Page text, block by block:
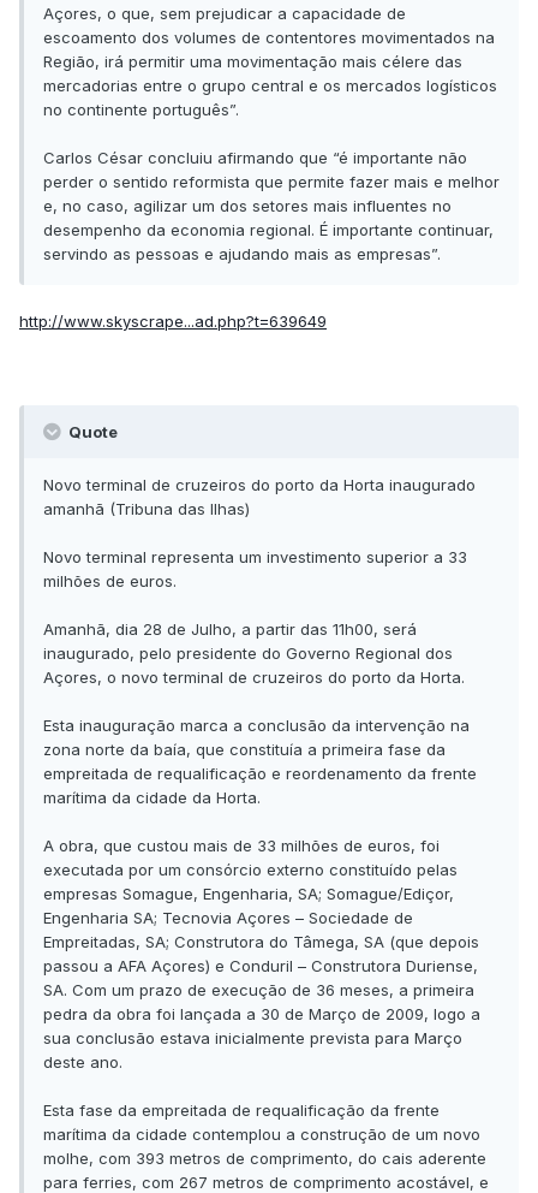
Açores, o que, sem prejudicar a capacidade de
escoamento dos volumes de contentores movimentados na
Região, irá permitir uma movimentação mais célere das
mercadorias entre o grupo central e os mercados logísticos
no continente português”.
Carlos César concluiu afirmando que “é importante não
perder o sentido reformista que permite fazer mais e melhor
e, no caso, agilizar um dos setores mais influentes no
desempenho da economia regional. É importante continuar,
servindo as pessoas e ajudando mais as empresas”.
http://www.skyscrape...ad.php?t=639649
Quote
Novo terminal de cruzeiros do porto da Horta inaugurado
amanhã (Tribuna das Ilhas)
Novo terminal representa um investimento superior a 33
milhões de euros.
Amanhã, dia 28 de Julho, a partir das 11h00, será
inaugurado, pelo presidente do Governo Regional dos
Açores, o novo terminal de cruzeiros do porto da Horta.
Esta inauguração marca a conclusão da intervenção na
zona norte da baía, que constituía a primeira fase da
empreitada de requalificação e reordenamento da frente
marítima da cidade da Horta.
A obra, que custou mais de 33 milhões de euros, foi
executada por um consórcio externo constituído pelas
empresas Somague, Engenharia, SA; Somague/Ediçor,
Engenharia SA; Tecnovia Açores – Sociedade de
Empreitadas, SA; Construtora do Tâmega, SA (que depois
passou a AFA Açores) e Conduril – Construtora Duriense,
SA. Com um prazo de execução de 36 meses, a primeira
pedra da obra foi lançada a 30 de Março de 2009, logo a
sua conclusão estava inicialmente prevista para Março
deste ano.
Esta fase da empreitada de requalificação da frente
marítima da cidade contemplou a construção de um novo
molhe, com 393 metros de comprimento, do cais aderente
para ferries, com 267 metros de comprimento acostável, e